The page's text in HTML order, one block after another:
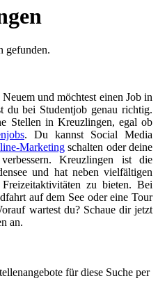
gefunden.
und möchtest einen Job in
du bei Studentjob genau richtig.
Stellen in Kreuzlingen, egal ob
. Du kannst Social Media
Marketingschalten oder deine
Kreuzlingen ist die
und hat neben vielfältigen
zu bieten. Bei
auf dem See oder eine Tour
wartest du? Schaue dir jetzt
an.
für diese Suche per